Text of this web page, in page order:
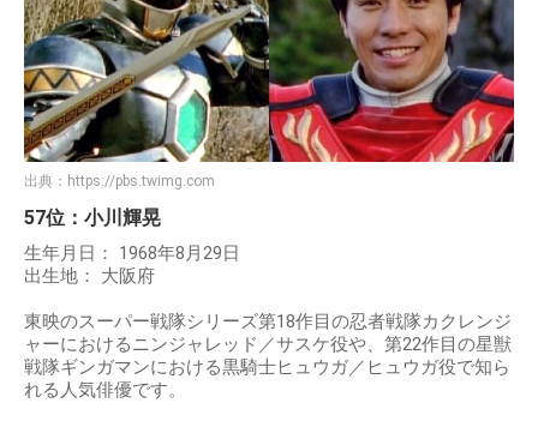
出典： https://pbs.twimg.com
57位：小川輝晃
生年月日： 1968年8月29日
出生地： 大阪府
東映のスーパー戦隊シリーズ第18作目の忍者戦隊カクレンジ
ャーにおけるニンジャレッド／サスケ役や、第22作目の星獣
戦隊ギンガマンにおける黒騎士ヒュウガ／ヒュウガ役で知ら
れる人気俳優です。